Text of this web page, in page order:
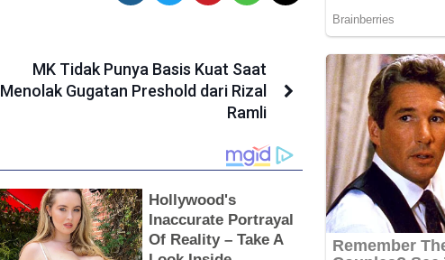
MK Tidak Punya Basis Kuat Saat
Menolak Gugatan Preshold dari Rizal
Ramli